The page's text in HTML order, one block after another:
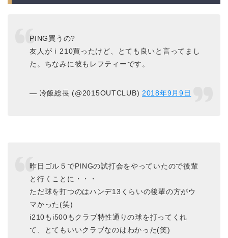
PING買うの?
友人がｉ210買ったけど、とても良いと言ってまし
た。ちなみに彼もレフティーです。
— 冷飯総長 (@2015OUTCLUB) 2018年9月9日
昨日ゴル５でPINGの試打会をやっていたので後輩
と行くことに・・・
ただ球を打つのはハンデ13くらいの後輩の方がウ
マかった(笑)
i210もi500もクラブ特性通りの球を打ってくれ
て、とてもいいクラブなのはわかった(笑)